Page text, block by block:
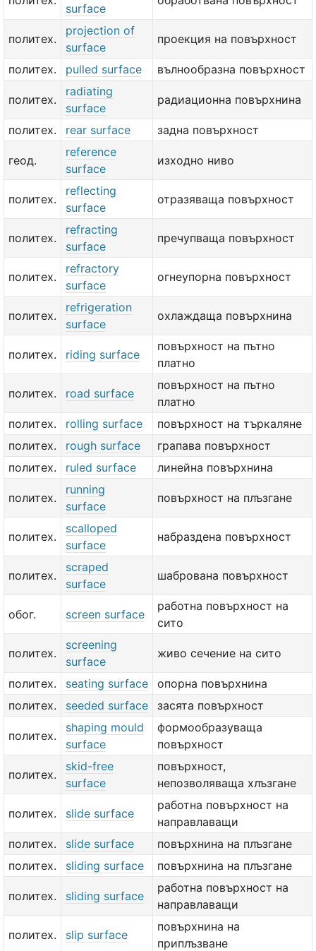
surface
политех.
projection of
surface
проекция на повърхност
политех. pulled surface вълнообразна повърхност
политех.
radiating
surface
радиационна повърхнина
политех. rear surface задна повърхност
геод.
reference
surface
изходно ниво
политех.
reflecting
surface
отразяваща повърхност
политех.
refracting
surface
пречупваща повърхност
политех.
refractory
surface
огнеупорна повърхност
политех.
refrigeration
surface
охлаждаща повърхнина
политех. riding surface
повърхност на пътно
платно
политех. road surface
повърхност на пътно
платно
политех.
rolling surface
повърхност на търкаляне
политех.
rough surface
грапава повърхност
политех.
ruled surface линейна повърхнина
политех.
running
surface
повърхност на плъзгане
политех.
scalloped
surface
набраздена повърхност
политех.
scraped
surface
шабрована повърхност
обог. screen surface
работна повърхност на
сито
политех.
screening
surface
живо сечение на сито
политех. seating surface
опорна повърхнина
политех.
seeded surface засята повърхност
политех.
shaping mould
surface
формообразуваща
повърхност
политех.
skid-free
surface
повърхност,
непозволяваща хлъзгане
политех. slide surface
работна повърхност на
направлаващи
политех.
slide surface
повърхнина на плъзгане
политех.
sliding surface повърхнина на плъзгане
политех. sliding surface
работна повърхност на
направлаващи
политех. slip surface
повърхнина на
приплъзване